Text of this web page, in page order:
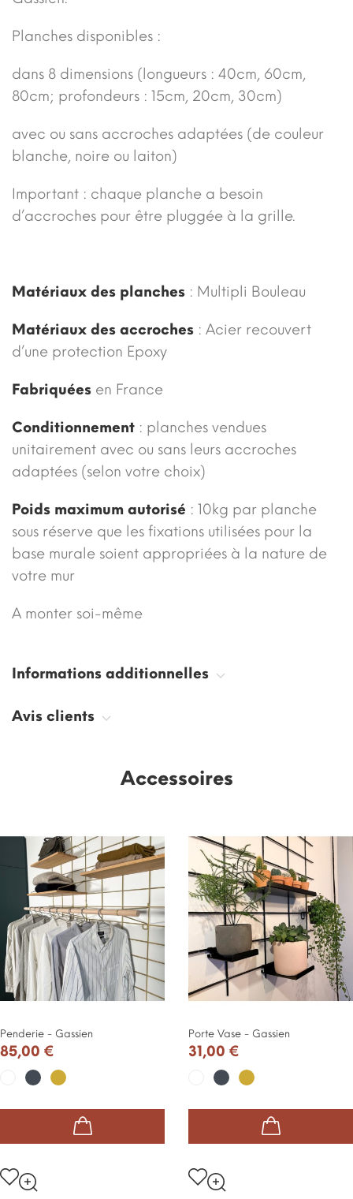
Planches disponibles :
dans 8 dimensions (longueurs : 40cm, 60cm,
80cm; profondeurs : 15cm, 20cm, 30cm)
avec ou sans accroches adaptées (de couleur
blanche, noire ou laiton)
Important : chaque planche a besoin
d’accroches pour être pluggée à la grille.
Matériaux des planches : Multipli Bouleau
Matériaux des accroches : Acier recouvert
d’une protection Epoxy
Fabriquées en France
Conditionnement : planches vendues
unitairement avec ou sans leurs accroches
adaptées (selon votre choix)
Poids maximum autorisé : 10kg par planche
sous réserve que les fixations utilisées pour la
base murale soient appropriées à la nature de
votre mur
A monter soi-même
Informations additionnelles
Avis clients
Accessoires
Penderie - Gassien
85,00 €
BlancNoirOr
Porte Vase - Gassien
31,00 €
BlancNoirOr